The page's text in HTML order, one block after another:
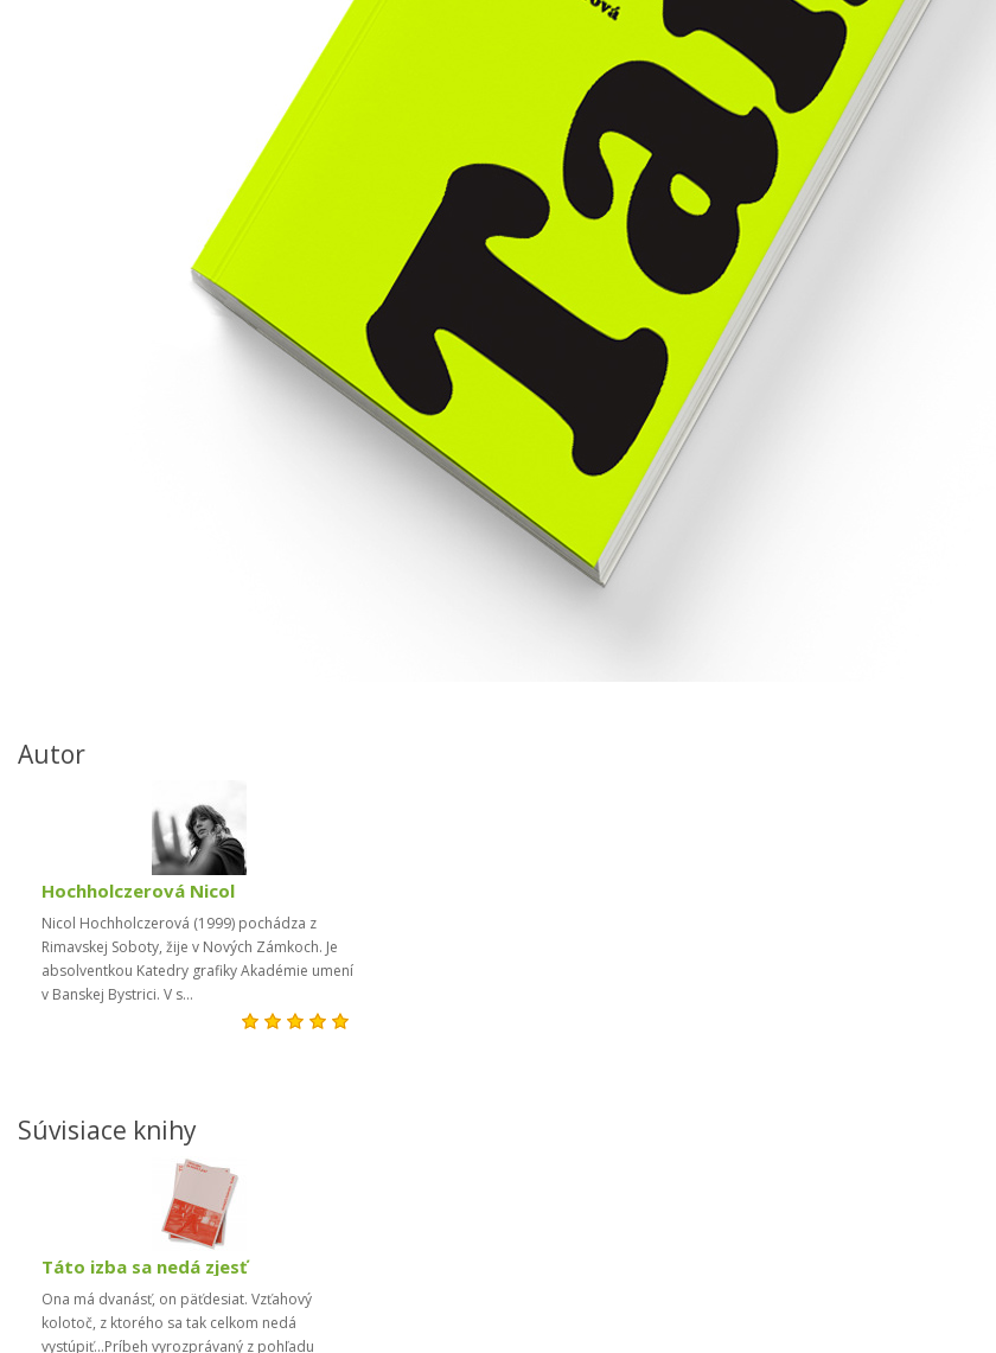
Autor
Hochholczerová Nicol
Nicol Hochholczerová (1999) pochádza z
Rimavskej Soboty, žije v Nových Zámkoch. Je
absolventkou Katedry grafiky Akadémie umení
v Banskej Bystrici. V s...
Súvisiace knihy
Táto izba sa nedá zjesť
Ona má dvanásť, on päťdesiat. Vzťahový
kolotoč, z ktorého sa tak celkom nedá
vystúpiť...Príbeh vyrozprávaný z pohľadu